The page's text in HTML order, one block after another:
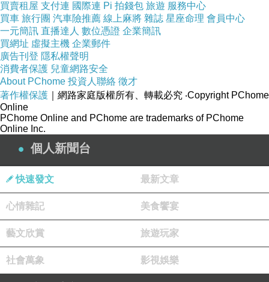
買賣租屋 支付連 國際連 Pi 拍錢包 旅遊 服務中心
買車 旅行團 汽車險推薦 線上麻將 雜誌 星座命理 會員中心
一元簡訊 直播達人 數位憑證 企業簡訊
買網址 虛擬主機 企業郵件
廣告刊登 隱私權聲明
消費者保護 兒童網路安全
About PChome 投資人聯絡 徵才
著作權保護 ｜網路家庭版權所有、轉載必究 ‧Copyright PChome
Online
PChome Online and PChome are trademarks of PChome
Online Inc.
個人新聞台
快速發文 最新文章
心情雜記 美食饗宴
藝文欣賞 旅遊玩家
社會萬象 影視娛樂